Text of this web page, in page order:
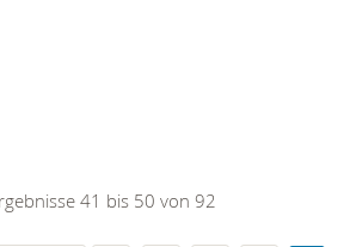
41 bis 50 von 92